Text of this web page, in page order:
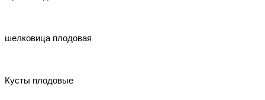
шелковица плодовая
Кусты плодовые